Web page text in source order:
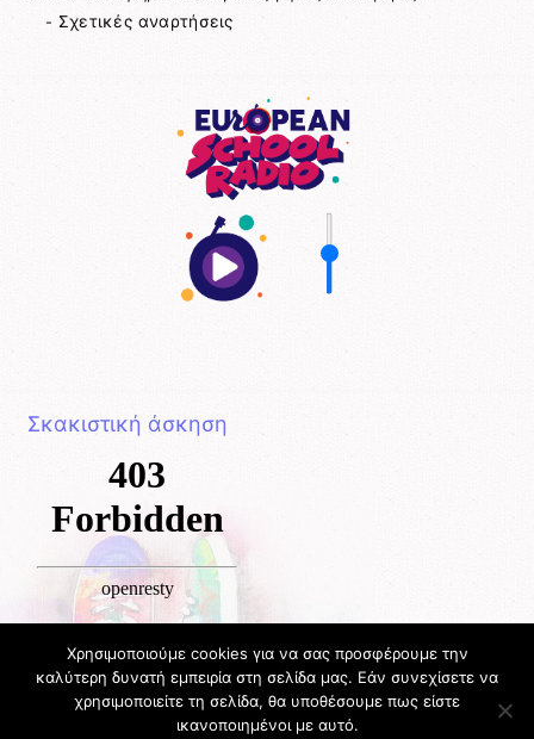
- Σχετικές αναρτήσεις
Σκακιστική άσκηση
Χρησιμοποιούμε cookies για να σας προσφέρουμε την
καλύτερη δυνατή εμπειρία στη σελίδα μας. Εάν συνεχίσετε να
χρησιμοποιείτε τη σελίδα, θα υποθέσουμε πως είστε
ικανοποιημένοι με αυτό.